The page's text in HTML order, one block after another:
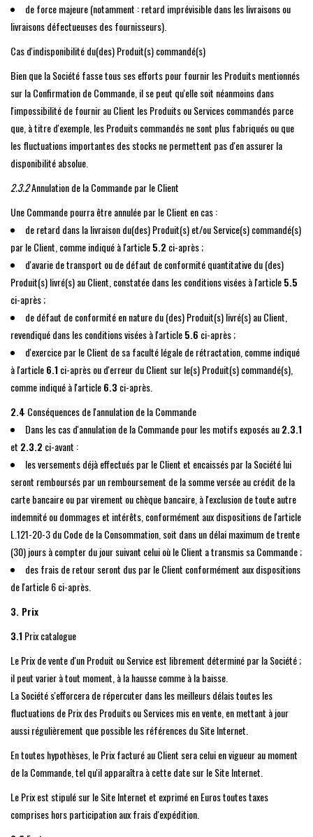
de force majeure (notamment : retard imprévisible dans les livraisons ou
livraisons défectueuses des fournisseurs).
Cas d'indisponibilité du(des) Produit(s) commandé(s)
Bien que la Société fasse tous ses efforts pour fournir les Produits mentionnés
sur la Confirmation de Commande, il se peut qu'elle soit néanmoins dans
l'impossibilité de fournir au Client les Produits ou Services commandés parce
que, à titre d'exemple, les Produits commandés ne sont plus fabriqués ou que
les fluctuations importantes des stocks ne permettent pas d'en assurer la
disponibilité absolue.
2.3.2Annulation de la Commande par le Client
Une Commande pourra être annulée par le Client en cas :
de retard dans la livraison du(des) Produit(s) et/ou Service(s) commandé(s)
par le Client, comme indiqué à l'article5.2 ci-après ;
d'avarie de transport ou de défaut de conformité quantitative du (des)
Produit(s) livré(s) au Client, constatée dans les conditions visées à l'article5.5
ci-après ;
de défaut de conformité en nature du (des) Produit(s) livré(s) au Client,
revendiqué dans les conditions visées à l'article5.6 ci-après ;
d'exercice par le Client de sa faculté légale de rétractation, comme indiqué
à l'article6.1ci-après ou d'erreur du Client sur le(s) Produit(s) commandé(s),
comme indiqué à l'article6.3 ci-après.
2.4 Conséquences de l'annulation de la Commande
Dans les cas d'annulation de la Commande pour les motifs exposés au2.3.1
et 2.3.2 ci-avant :
les versements déjà effectués par le Client et encaissés par la Société lui
seront remboursés par un remboursement de la somme versée au crédit de la
carte bancaire ou par virement ou chèque bancaire, à l'exclusion de toute autre
indemnité ou dommages et intérêts, conformément aux dispositions de l'article
L.121-20-3 du Code de la Consommation, soit dans un délai maximum de trente
(30) jours à compter du jour suivant celui où le Client a transmis sa Commande ;
des frais de retour seront dus par le Client conformément aux dispositions
de l'article 6 ci-après.
3. Prix
3.1Prix catalogue
Le Prix de vente d'un Produit ou Service est librement déterminé par la Société ;
il peut varier à tout moment, à la hausse comme à la baisse.
La Société s'efforcera de répercuter dans les meilleurs délais toutes les
fluctuations de Prix des Produits ou Services mis en vente, en mettant à jour
aussi régulièrement que possible les références du Site Internet.
En toutes hypothèses, le Prix facturé au Client sera celui en vigueur au moment
de la Commande, tel qu'il apparaîtra à cette date sur le Site Internet.
Le Prix est stipulé sur le Site Internet et exprimé en Euros toutes taxes
comprises hors participation aux frais d'expédition.